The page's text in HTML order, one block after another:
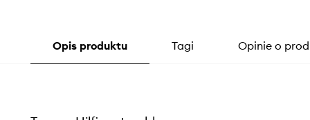
Opis produktu Tagi Opinie o